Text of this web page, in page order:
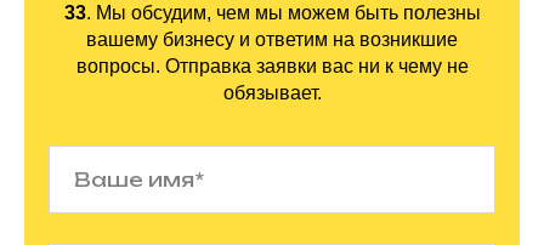
33. Мы обсудим, чем мы можем быть полезны
вашему бизнесу и ответим на возникшие
вопросы. Отправка заявки вас ни к чему не
обязывает.